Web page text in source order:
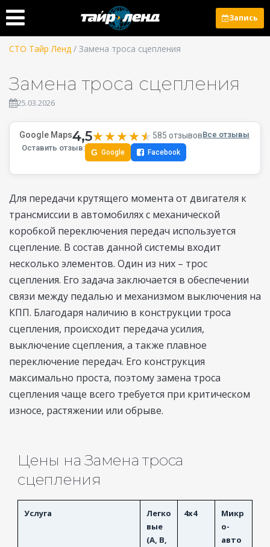
Запись
СТО Тайр Ленд / Замена троса сцепления
Замена троса сцепления
25.03.2026
Google Maps4,5★★★★★
★★★★★ 585 отзывовВсе отзывы
Оставить отзыв:
G Google Facebook
Для передачи крутящего момента от двигателя к
трансмиссии в автомобилях с механической
коробкой переключения передач используется
сцепление. В состав данной системы входит
несколько элементов. Один из них – трос
сцепления. Его задача заключается в обеспечении
связи между педалью и механизмом выключения на
КПП. Благодаря наличию в конструкции троса
сцепления, происходит передача усилия,
выключение сцепления, а также плавное
переключение передач. Его конструкция
максимально проста, поэтому замена троса
сцепления чаще всего требуется при критическом
износе, растяжении или обрыве.
Цены на Замена троса
сцепления
Услуга
Легко
вые
(A, B,
4x4
Микр
о-
авто